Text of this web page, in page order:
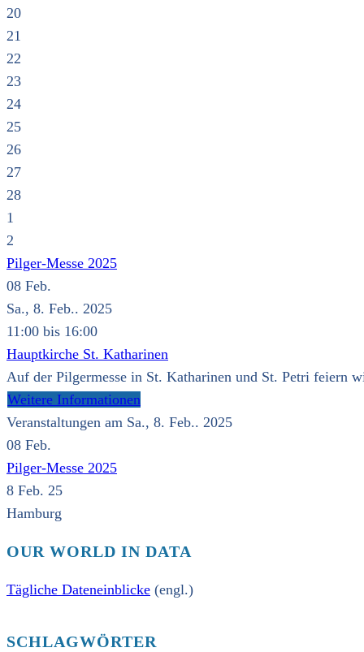
20
21
22
23
24
25
26
27
28
1
2
Pilger-Messe 2025
08 Feb.
Sa., 8. Feb.. 2025
11:00 bis 16:00
Hauptkirche St. Katharinen
Auf der Pilgermesse in St. Katharinen und St. Petri feiern
Weitere Informationen
Veranstaltungen am Sa., 8. Feb.. 2025
08 Feb.
Pilger-Messe 2025
8 Feb. 25
Hamburg
OUR WORLD IN DATA
Tägliche Dateneinblicke (engl.)
SCHLAGWÖRTER